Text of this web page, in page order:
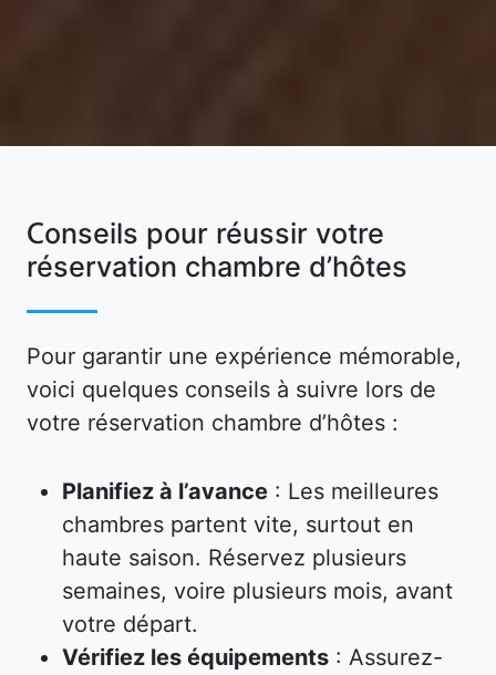
Conseils pour réussir votre
réservation chambre d’hôtes
Pour garantir une expérience mémorable,
voici quelques conseils à suivre lors de
votre réservation chambre d’hôtes :
Planifiez à l’avance : Les meilleures
chambres partent vite, surtout en
haute saison. Réservez plusieurs
semaines, voire plusieurs mois, avant
votre départ.
Vérifiez les équipements : Assurez-